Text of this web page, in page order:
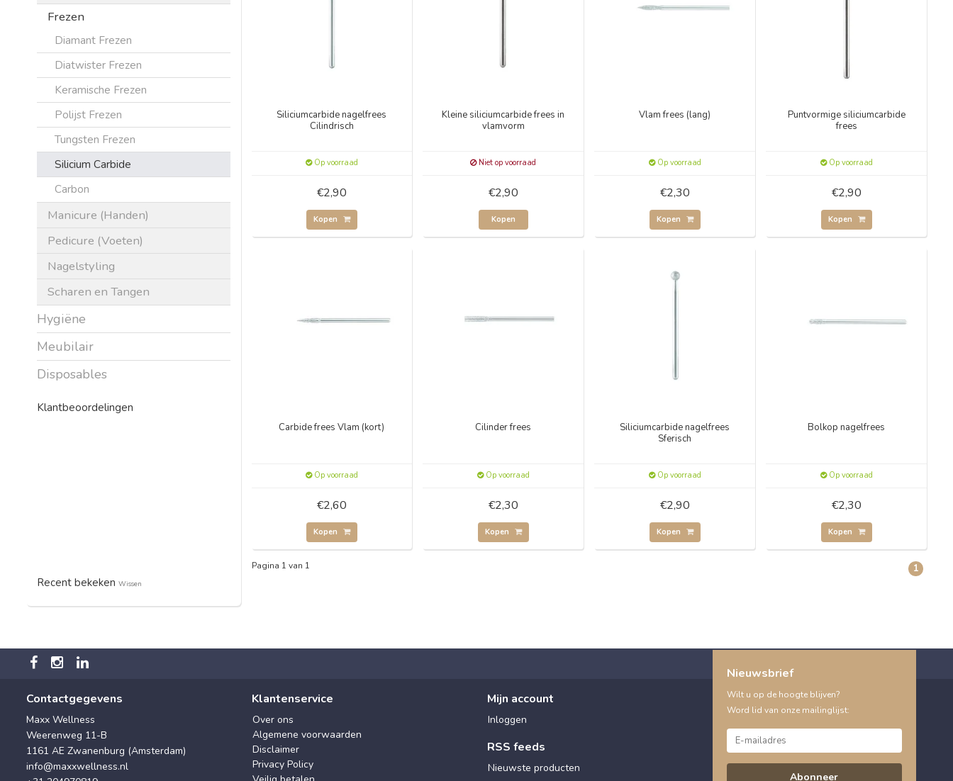
Frezen
Diamant Frezen
Diatwister Frezen
Keramische Frezen
Polijst Frezen
Tungsten Frezen
Silicium Carbide
Carbon
Manicure (Handen)
Pedicure (Voeten)
Nagelstyling
Scharen en Tangen
Hygiëne
Meubilair
Disposables
Klantbeoordelingen
Recent bekeken Wissen
Siliciumcarbide nagelfrees
Cilindrisch
Op voorraad
€2,90
Kopen
Kleine siliciumcarbide frees in
vlamvorm
Niet op voorraad
€2,90
Kopen
Vlam frees (lang)
Op voorraad
€2,30
Kopen
Puntvormige siliciumcarbide
frees
Op voorraad
€2,90
Kopen
Carbide frees Vlam (kort)
Op voorraad
€2,60
Kopen
Cilinder frees
Op voorraad
€2,30
Kopen
Siliciumcarbide nagelfrees
Sferisch
Op voorraad
€2,90
Kopen
Bolkop nagelfrees
Op voorraad
€2,30
Kopen
Pagina 1 van 1 1
Contactgegevens
Maxx Wellness
Weerenweg 11-B
1161 AE Zwanenburg (Amsterdam)
info@maxxwellness.nl
Klantenservice
Over ons
Algemene voorwaarden
Disclaimer
Privacy Policy
Mijn account
Inloggen
RSS feeds
Nieuwste producten
Nieuwsbrief
Wilt u op de hoogte blijven?
Word lid van onze mailinglijst:
Abonneer